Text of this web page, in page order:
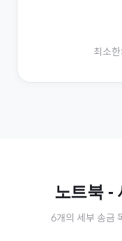
최소
노트북-
6개의 세부 송금